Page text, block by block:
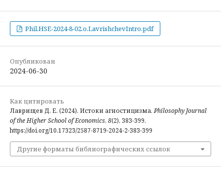
Phil.HSE-2024-8-02.o.LavrishchevIntro.pdf
Опубликован
2024-06-30
Как цитировать
Лаврищев Д. Е. (2024). Истоки агностицизма.Philosophy Journal
of the Higher School of Economics, 8(2), 383-399.
https://doi.org/10.17323/2587-8719-2024-2-383-399
Другие форматы библиографических ссылок